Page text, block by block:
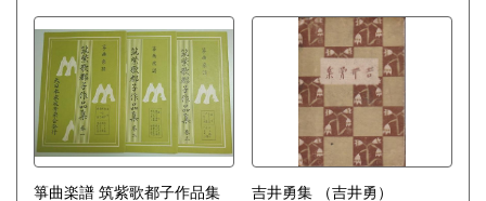
箏曲楽譜 筑紫歌都子作品集
吉井勇集
（吉井勇）